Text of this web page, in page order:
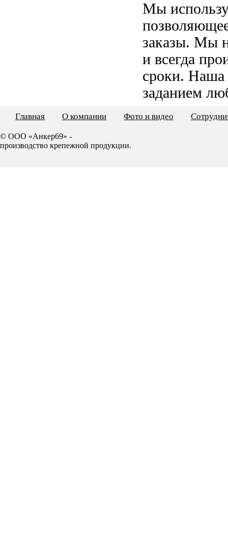
Мы
заказы. Мы
и всегда
сроки. Наша
заданием
Главная О компании Фото и видео
© ООО «Анкер69» -
производство крепежной продукции.